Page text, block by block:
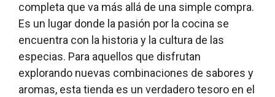
completa que va más allá de una simple compra.
Es un lugar donde la pasión por la cocina se
encuentra con la historia y la cultura de las
especias. Para aquellos que disfrutan
explorando nuevas combinaciones de sabores y
aromas, esta tienda es un verdadero tesoro en el